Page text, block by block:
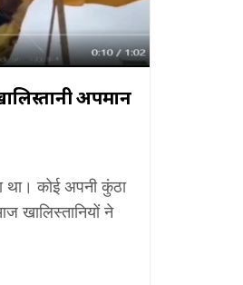
अपमान
था। कोई अपनी कुंठा
खालिस्तानियों ने